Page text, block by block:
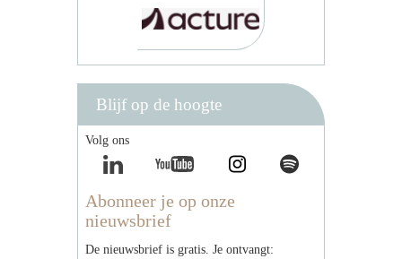
Blijf op de hoogte
Volg ons
Abonneer je op onze
nieuwsbrief
De nieuwsbrief is gratis. Je ontvangt: